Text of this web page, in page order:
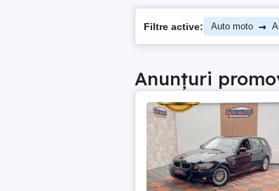
Filtre active: Auto moto →
Anunțuri